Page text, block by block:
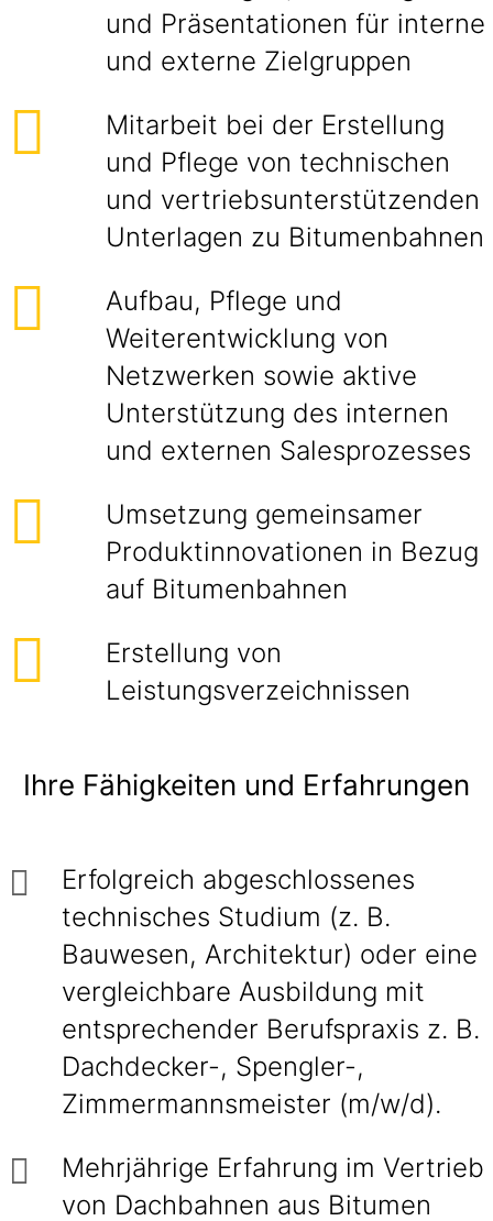
und Präsentationen für interne
und externe Zielgruppen
Mitarbeit bei der Erstellung
und Pflege von technischen
und vertriebsunterstützenden
Unterlagen zu Bitumenbahnen
Aufbau, Pflege und
Weiterentwicklung von
Netzwerken sowie aktive
Unterstützung des internen
und externen Salesprozesses
Umsetzung gemeinsamer
Produktinnovationen in Bezug
auf Bitumenbahnen
Erstellung von
Leistungsverzeichnissen
Ihre Fähigkeiten und Erfahrungen
Erfolgreich abgeschlossenes
technisches Studium (z. B.
Bauwesen, Architektur) oder eine
vergleichbare Ausbildung mit
entsprechender Berufspraxis z. B.
Dachdecker-, Spengler-,
Zimmermannsmeister (m/w/d).
Mehrjährige Erfahrung im Vertrieb
von Dachbahnen aus Bitumen